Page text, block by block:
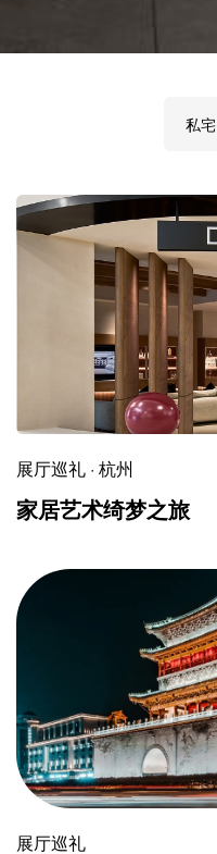
私宅
展厅巡礼 · 杭州
家居艺术绮梦之旅
展厅巡礼